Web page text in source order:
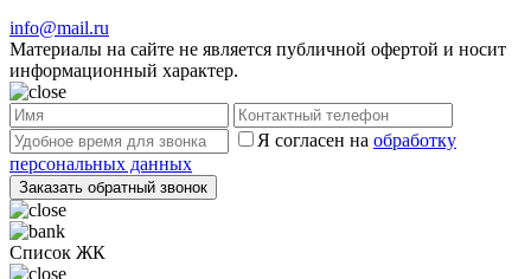
info@mail.ru
Материалы на сайте не является публичной офертой и носит
информационный характер.
Я согласен на обработку
персональных данных
Список ЖК